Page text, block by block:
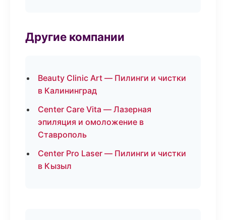
Другие компании
Beauty Clinic Art — Пилинги и чистки
в Калининград
Center Care Vita — Лазерная
эпиляция и омоложение в
Ставрополь
Center Pro Laser — Пилинги и чистки
в Кызыл